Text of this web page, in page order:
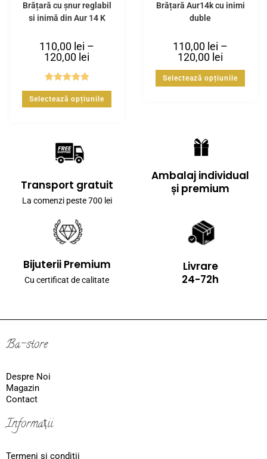
Brățară cu șnur reglabil
și inimă din Aur 14 K
110,00 lei –
120,00 lei
Evaluat la
5.00din 5
Selectează opțiunile
Brățară Aur14k cu inimi
duble
110,00 lei –
120,00 lei
Selectează opțiunile
Transport gratuit
La comenzi peste 700 lei
Ambalaj individual
și premium
Bijuterii Premium
Cu certificat de calitate
Livrare
24-72h
Ba-store
Despre Noi
Magazin
Contact
Informații
Termeni și condiții